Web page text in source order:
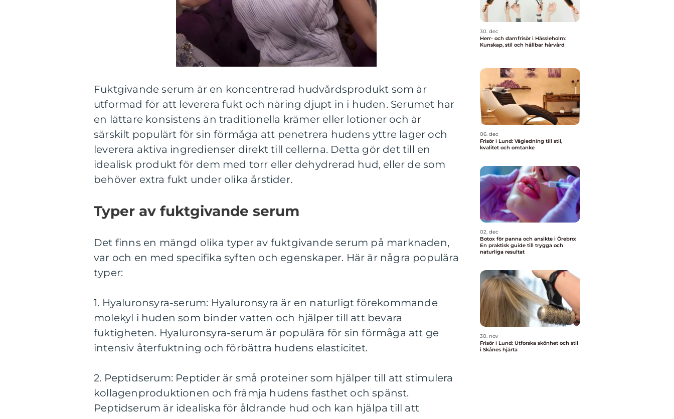
Fuktgivande serum är en koncentrerad hudvårdsprodukt som är
utformad för att leverera fukt och näring djupt in i huden. Serumet har
en lättare konsistens än traditionella krämer eller lotioner och är
särskilt populärt för sin förmåga att penetrera hudens yttre lager och
leverera aktiva ingredienser direkt till cellerna. Detta gör det till en
idealisk produkt för dem med torr eller dehydrerad hud, eller de som
behöver extra fukt under olika årstider.
Typer av fuktgivande serum
Det finns en mängd olika typer av fuktgivande serum på marknaden,
var och en med specifika syften och egenskaper. Här är några populära
typer:
1. Hyaluronsyra-serum: Hyaluronsyra är en naturligt förekommande
molekyl i huden som binder vatten och hjälper till att bevara
fuktigheten. Hyaluronsyra-serum är populära för sin förmåga att ge
intensiv återfuktning och förbättra hudens elasticitet.
2. Peptidserum: Peptider är små proteiner som hjälper till att stimulera
kollagenproduktionen och främja hudens fasthet och spänst.
Peptidserum är idealiska för åldrande hud och kan hjälpa till att
30. dec
Herr- och damfrisör i Hässleholm:
Kunskap, stil och hållbar hårvård
06. dec
Frisör i Lund: Vägledning till stil,
kvalitet och omtanke
02. dec
Botox för panna och ansikte i Örebro:
En praktisk guide till trygga och
naturliga resultat
30. nov
Frisör i Lund: Utforska skönhet och stil
i Skånes hjärta